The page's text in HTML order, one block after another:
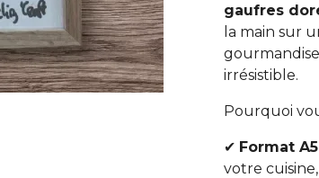
gaufres
la main sur
irrésistible.
Pourquoi
✔ Format
votre